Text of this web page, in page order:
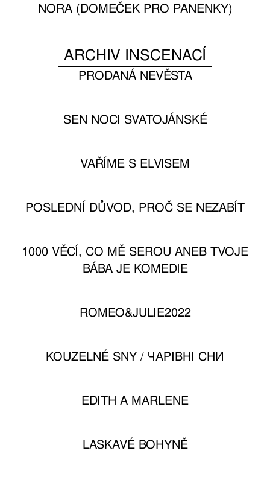
NORA (DOMEČEK PRO PANENKY)
ARCHIV INSCENACÍ
PRODANÁ NEVĚSTA
SEN NOCI SVATOJÁNSKÉ
VAŘÍME S ELVISEM
POSLEDNÍ DŮVOD, PROČ SE NEZABÍT
1000 VĚCÍ, CO MĚ SEROU ANEB TVOJE
BÁBA JE KOMEDIE
ROMEO&JULIE2022
KOUZELNÉ SNY / ЧАРІВНІ СНИ
EDITH A MARLENE
LASKAVÉ BOHYNĚ